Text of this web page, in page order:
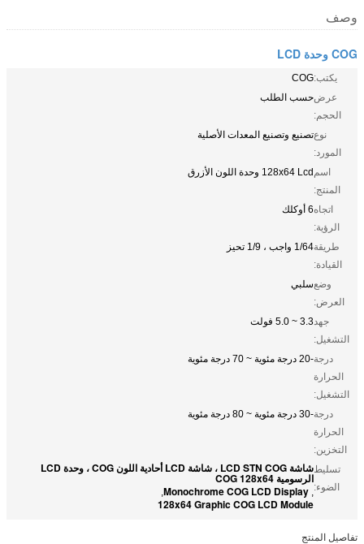
وصف
COG وحدة LCD
يكتب:COG
عرض
الحجم:
حسب الطلب
نوع
المورد:
تصنيع وتصنيع المعدات الأصلية
اسم
المنتج:
128x64 Lcd وحدة اللون الأزرق
اتجاه
الرؤية:
6 أوكلك
طريقة
القيادة:
1/64 واجب ، 1/9 تحيز
وضع
العرض:
سلبي
جهد
التشغيل:
3.3 ~ 5.0 فولت
درجة
الحرارة
التشغيل:
-20 درجة مئوية ~ 70 درجة مئوية
درجة
الحرارة
التخزين:
-30 درجة مئوية ~ 80 درجة مئوية
تسليط
الضوء:
شاشة LCD STN COG ، شاشة LCD أحادية اللون COG ، وحدة LCD
الرسومية COG 128x64
,
Monochrome COG LCD Display
,
128x64 Graphic COG LCD Module
تفاصيل المنتج